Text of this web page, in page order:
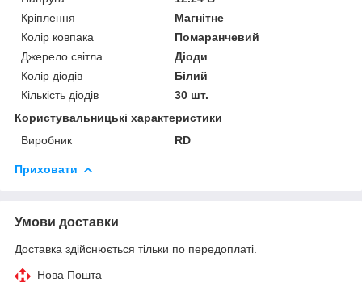
Кріплення
Магнітне
Колір ковпака
Помаранчевий
Джерело світла
Діоди
Колір діодів
Білий
Кількість діодів
30 шт.
Користувальницькі характеристики
Виробник
RD
Приховати
Умови доставки
Доставка здійснюється тільки по передоплаті.
Нова Пошта